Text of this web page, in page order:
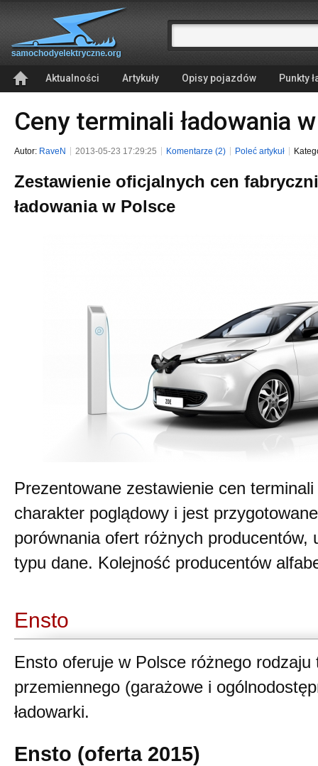
Aktualności Artykuły Opisy pojazdów Punkty
Ceny terminali ładowania
Autor: RaveN 2013-05-23 17:29:25 Komentarze (2) Poleć artykuł
Zestawienie oficjalnych cen
ładowania w Polsce
Prezentowane zestawienie cen terminali
charakter poglądowy i jest
porównania ofert różnych producentów,
typu dane. Kolejność producentów
Ensto
Ensto oferuje w Polsce różnego rodzaju
przemiennego (garażowe i
ładowarki.
Ensto (oferta 2015)